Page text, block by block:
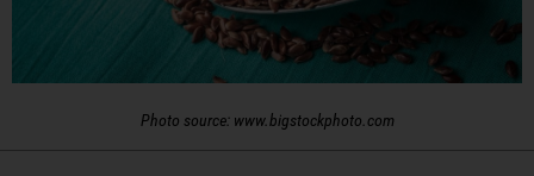
Photo source: www.bigstockphoto.com